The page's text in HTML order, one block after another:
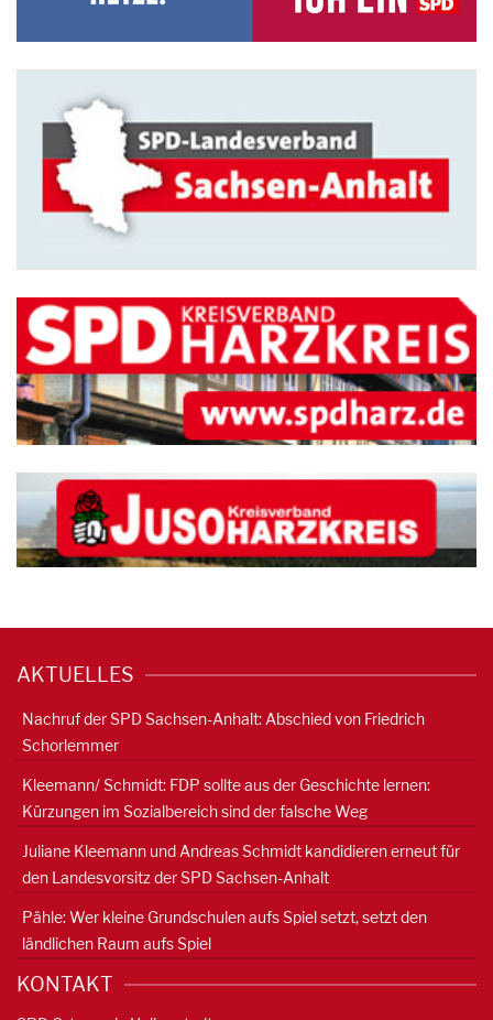
AKTUELLES
Nachruf der SPD Sachsen-Anhalt: Abschied von Friedrich
Schorlemmer
Kleemann/ Schmidt: FDP sollte aus der Geschichte lernen:
Kürzungen im Sozialbereich sind der falsche Weg
Juliane Kleemann und Andreas Schmidt kandidieren erneut für
den Landesvorsitz der SPD Sachsen-Anhalt
Pähle: Wer kleine Grundschulen aufs Spiel setzt, setzt den
ländlichen Raum aufs Spiel
KONTAKT